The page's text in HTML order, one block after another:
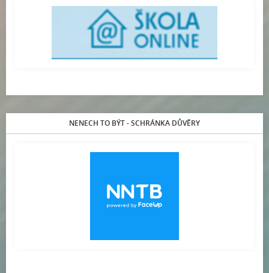
NENECH TO BÝT - SCHRÁNKA DŮVĚRY